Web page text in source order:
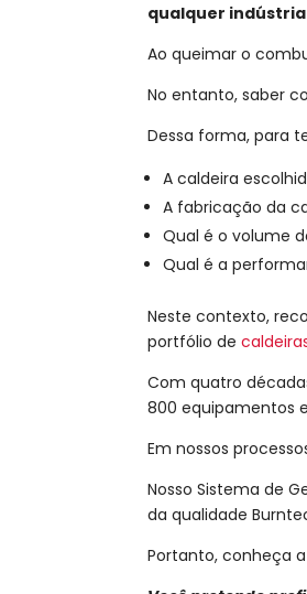
qualquer
Ao queimar o
No entanto, saber
Dessa forma, para
A caldeira
A fabricação da
Qual é o volume
Qual é a
Neste contexto,
portfólio de
Com quatro
800 equipamentos
Em nossos
Nosso Sistema de
da qualidade
Portanto, conheça